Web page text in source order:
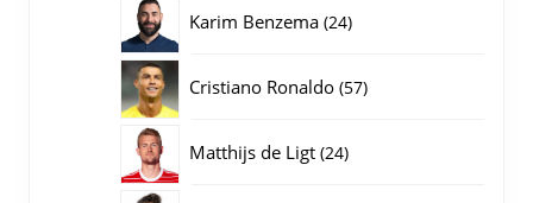
Karim Benzema 2424
Cristiano Ronaldo 5757
Matthijs de Ligt 2424